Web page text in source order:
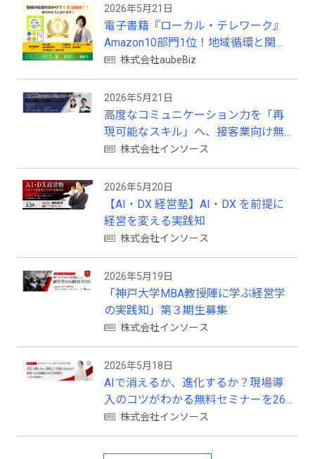
2026年5月21日
電子書籍『ローカル・テレワーク』
Amazon10部門1位！地域循環と関係
人口の創出に多くの読者が支持
株式会社aubeBiz
2026年5月21日
高度なコミュニケーション力を「再
現可能なスキル」へ、接客業向け無
料セミナーを開催
株式会社インソース
2026年5月20日
【AI・DX 経営塾】AI・DX を前提に
経営を変える実践知
株式会社インソース
2026年5月19日
「神戸大学MBA教授陣に学ぶ経営学
の実践知」第３期生募集
株式会社インソース
2026年5月18日
AIで消えるか、進化するか？現場導
入のコツがわかる無料セミナーを26
年５月に開催
株式会社インソース